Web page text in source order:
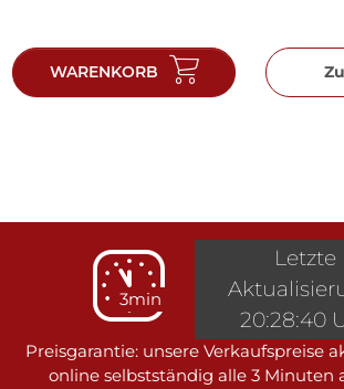
WARENKORB
3min
Preisgarantie: unsere Verkaufspreise
online selbstständig alle 3 Minuten
Letzte
20:28:40